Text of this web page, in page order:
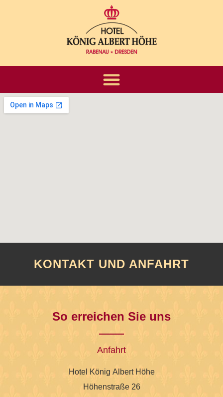
KONTAKT UND ANFAHRT
So erreichen Sie uns
Anfahrt
Hotel König Albert Höhe
Höhenstraße 26